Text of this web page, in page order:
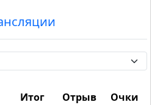
Итог Отрыв Очки